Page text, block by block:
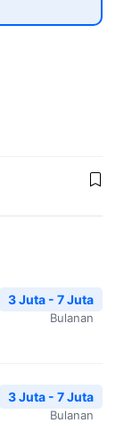
3 Juta - 7 Juta
Bulanan
3 Juta - 7 Juta
Bulanan